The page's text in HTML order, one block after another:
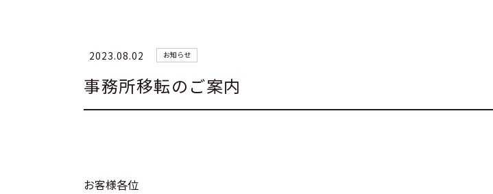
2023.08.02 お知らせ
事務所移転のご案内
お客様各位